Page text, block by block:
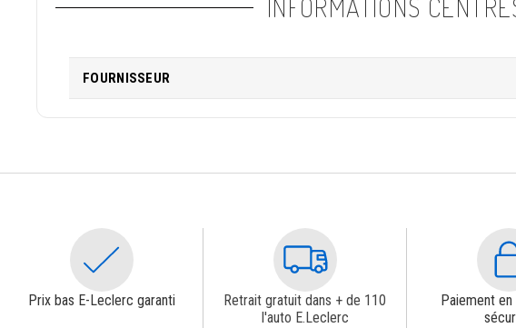
INFORMATIONS
FOURNISSEUR
Prix bas E-Leclerc garanti
Retrait gratuit dans + de 110
l'auto E.Leclerc
Paiement